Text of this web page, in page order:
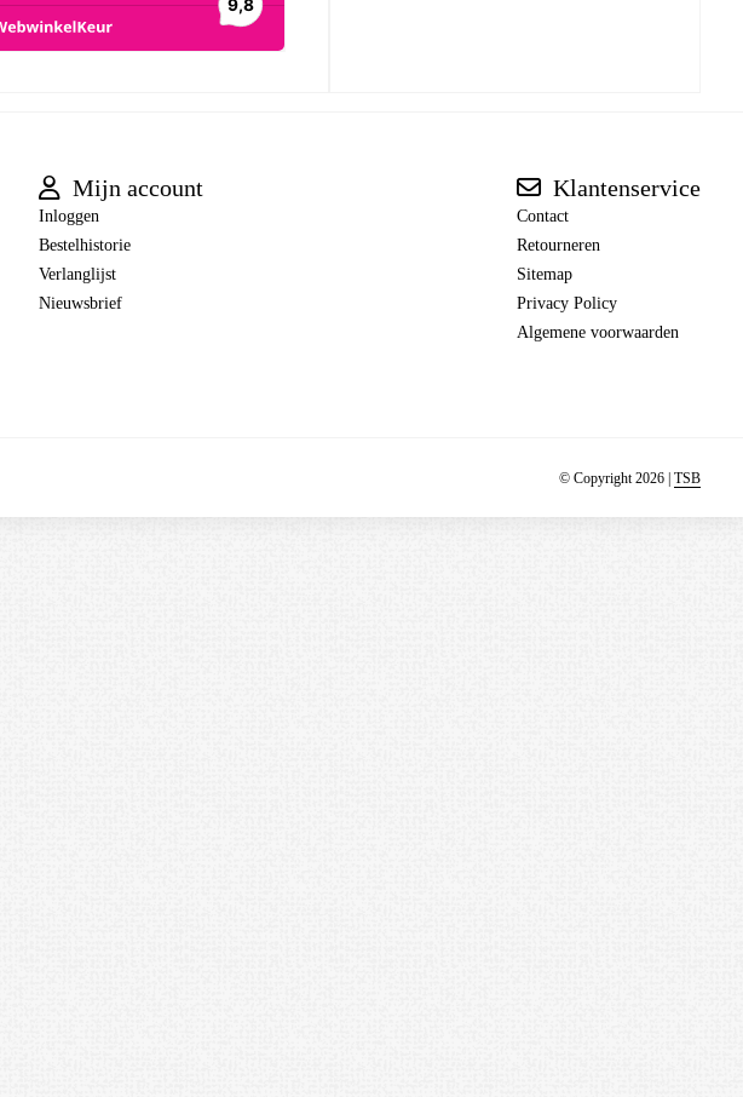
Mijn account
Inloggen
Bestelhistorie
Verlanglijst
Nieuwsbrief
Klantenservice
Contact
Retourneren
Sitemap
Privacy Policy
Algemene voorwaarden
© Copyright 2026 | TSB